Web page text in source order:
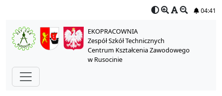
04:41
EKOPRACOWNIA
Zespół Szkół Technicznych
Centrum Kształcenia Zawodowego
w Rusocinie